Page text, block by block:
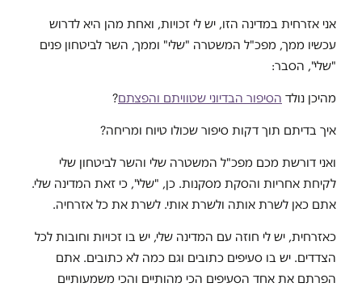
אני אזרחית במדינה הזו, יש לי זכויות, ואחת מהן היא לדרוש
עכשיו ממך, מפכ"ל המשטרה "שלי" וממך, השר לביטחון פנים
"שלי", הסבר:
מהיכן נולד הסיפור הבדיוני שטוויתם והפצתם?
איך בדיתם תוך דקות סיפור שכולו טיוח ומריחה?
ואני דורשת מכם מפכ"ל המשטרה שלי והשר לביטחון שלי
לקיחת אחריות והסקת מסקנות. כן, "שלי", כי זאת המדינה שלי.
אתם כאן לשרת אותה ולשרת אותי. לשרת את כל אזרחיה.
כאזרחית, יש לי חוזה עם המדינה שלי, יש בו זכויות וחובות לכל
הצדדים. יש בו סעיפים כתובים וגם כמה לא כתובים. אתם
הפרתם את אחד הסעיפים הכי מהותיים והכי משמעותיים